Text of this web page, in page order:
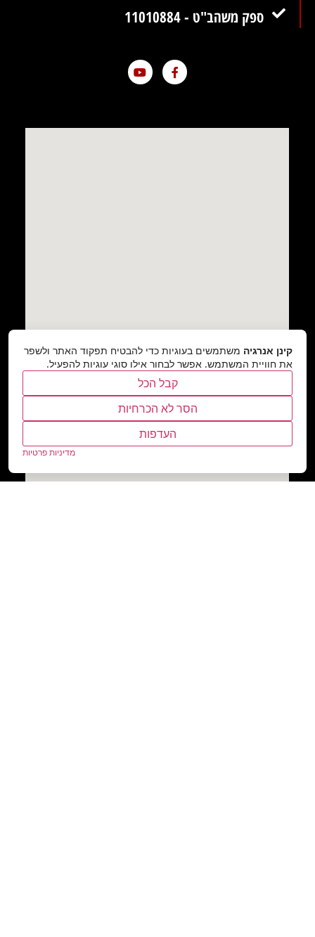
ספק משהב"ט - 11010884
קינן אנרגיה משתמשים בעוגיות כדי להבטיח תפקוד האתר ולשפר
את חוויית המשתמש. אפשר לבחור אילו סוגי עוגיות להפעיל.
קבל הכל
הסר לא הכרחיות
העדפות
מדיניות פרטיות